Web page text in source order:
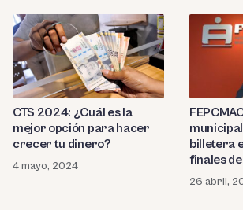
CTS 2024: ¿Cuál es la
mejor opción para hacer
crecer tu dinero?
4 mayo, 2024
billetera
finales
26 abril,